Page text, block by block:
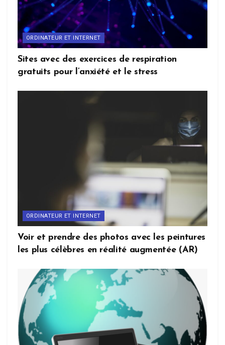
ORDINATEUR ET INTERNET
Sites avec des exercices de respiration
gratuits pour l’anxiété et le stress
ORDINATEUR ET INTERNET
Voir et prendre des photos avec les peintures
les plus célèbres en réalité augmentée (AR)